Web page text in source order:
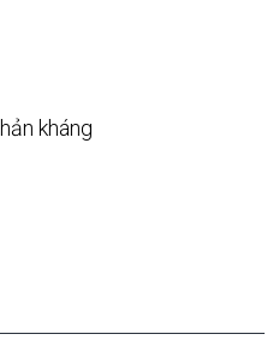
kháng